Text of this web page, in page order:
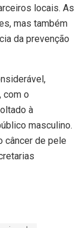
locais. As
mas também
da prevenção
com o
à
masculino.
câncer de pele